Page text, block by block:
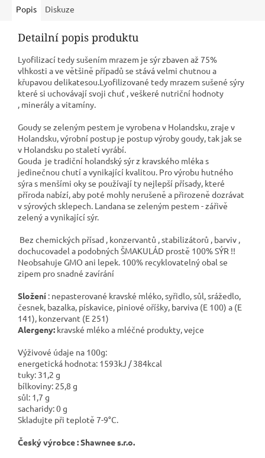
Popis Diskuze
Detailní popis produktu
Lyofilizací tedy sušením mrazem je sýr zbaven až 75%
vlhkosti a ve většině případů se stává velmi chutnou a
křupavou delikatesou.Lyofilizované tedy mrazem sušené sýry
které si uchovávají svoji chuť , veškeré nutriční hodnoty
, minerály a vitamíny.
Goudy se zeleným pestem je vyrobena v Holandsku, zraje v
Holandsku, výrobní postup je postup výroby goudy, tak jak se
v Holandsku po staletí vyrábí.
Gouda je tradiční holandský sýr z kravského mléka s
jedinečnou chutí a vynikající kvalitou. Pro výrobu hutného
sýra s menšími oky se používají ty nejlepší přísady, které
příroda nabízí, aby poté mohly nerušeně a přirozeně dozrávat
v sýrových sklepech. Landana se zeleným pestem - zářivě
zelený a vynikající sýr.
Bez chemických přísad , konzervantů , stabilizátorů , barviv ,
dochucovadel a podobných ŠMAKULÁD prostě 100% SÝR !!
Neobsahuje GMO ani lepek. 100% recyklovatelný obal se
zipem pro snadné zavírání
Složení : nepasterované kravské mléko, syřidlo, sůl, srážedlo,
česnek, bazalka, pískavice, piniové oříšky, barviva (E 100) a (E
141), konzervant (E 251)
Alergeny: kravské mléko a mléčné produkty, vejce
Výživové údaje na 100g:
energetická hodnota: 1593kJ / 384kcal
tuky: 31,2 g
bílkoviny: 25,8 g
sůl: 1,7 g
sacharidy: 0 g
Skladujte při teplotě 7-9°C.
Český výrobce : Shawnee s.r.o.